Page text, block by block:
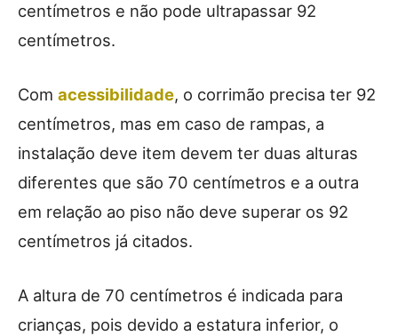
centímetros e não pode ultrapassar 92
centímetros.
Com acessibilidade, o corrimão precisa ter 92
centímetros, mas em caso de rampas, a
instalação deve item devem ter duas alturas
diferentes que são 70 centímetros e a outra
em relação ao piso não deve superar os 92
centímetros já citados.
A altura de 70 centímetros é indicada para
crianças, pois devido a estatura inferior, o